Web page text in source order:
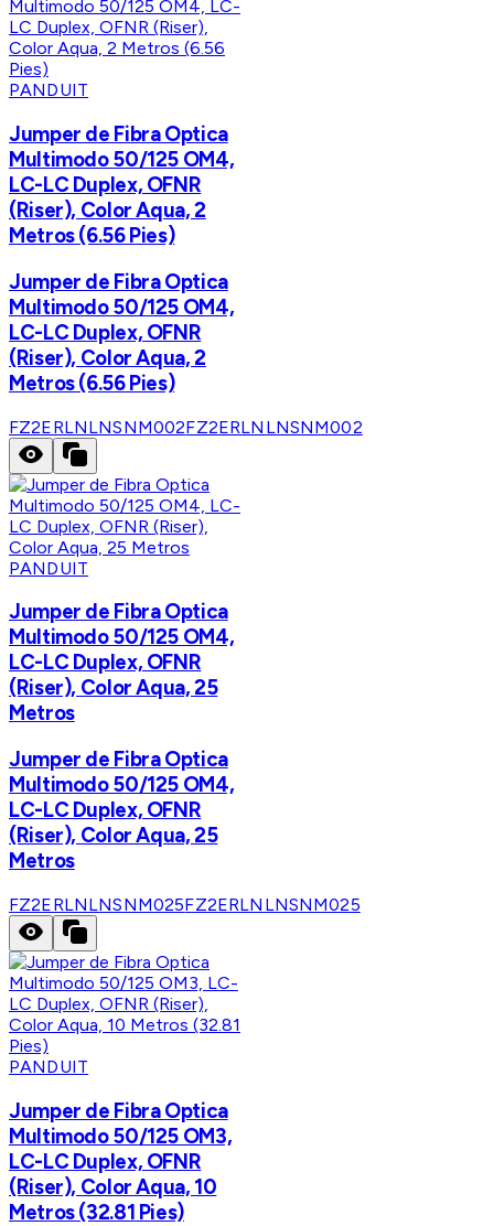
PANDUIT
Jumper de Fibra Optica
Multimodo 50/125 OM4,
LC-LC Duplex, OFNR
(Riser), Color Aqua, 2
Metros (6.56 Pies)
Jumper de Fibra Optica
Multimodo 50/125 OM4,
LC-LC Duplex, OFNR
(Riser), Color Aqua, 2
Metros (6.56 Pies)
FZ2ERLNLNSNM002FZ2ERLNLNSNM002
PANDUIT
Jumper de Fibra Optica
Multimodo 50/125 OM4,
LC-LC Duplex, OFNR
(Riser), Color Aqua, 25
Metros
Jumper de Fibra Optica
Multimodo 50/125 OM4,
LC-LC Duplex, OFNR
(Riser), Color Aqua, 25
Metros
FZ2ERLNLNSNM025FZ2ERLNLNSNM025
PANDUIT
Jumper de Fibra Optica
Multimodo 50/125 OM3,
LC-LC Duplex, OFNR
(Riser), Color Aqua, 10
Metros (32.81 Pies)